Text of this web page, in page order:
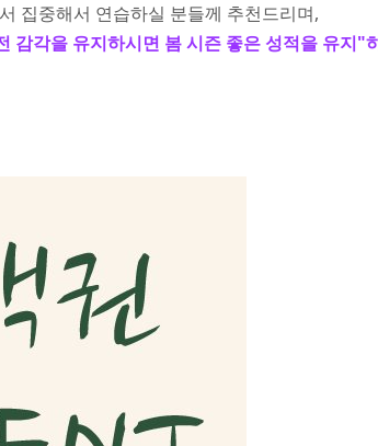
집중해서 연습하실 분들께 추천드리며,
감각을 유지하시면 봄 시즌 좋은 성적을 유지"